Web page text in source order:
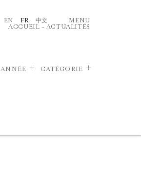
EN FR 中文
MENU
ACCUEIL – ACTUALITÉS
ANNÉE CATÉGORIE